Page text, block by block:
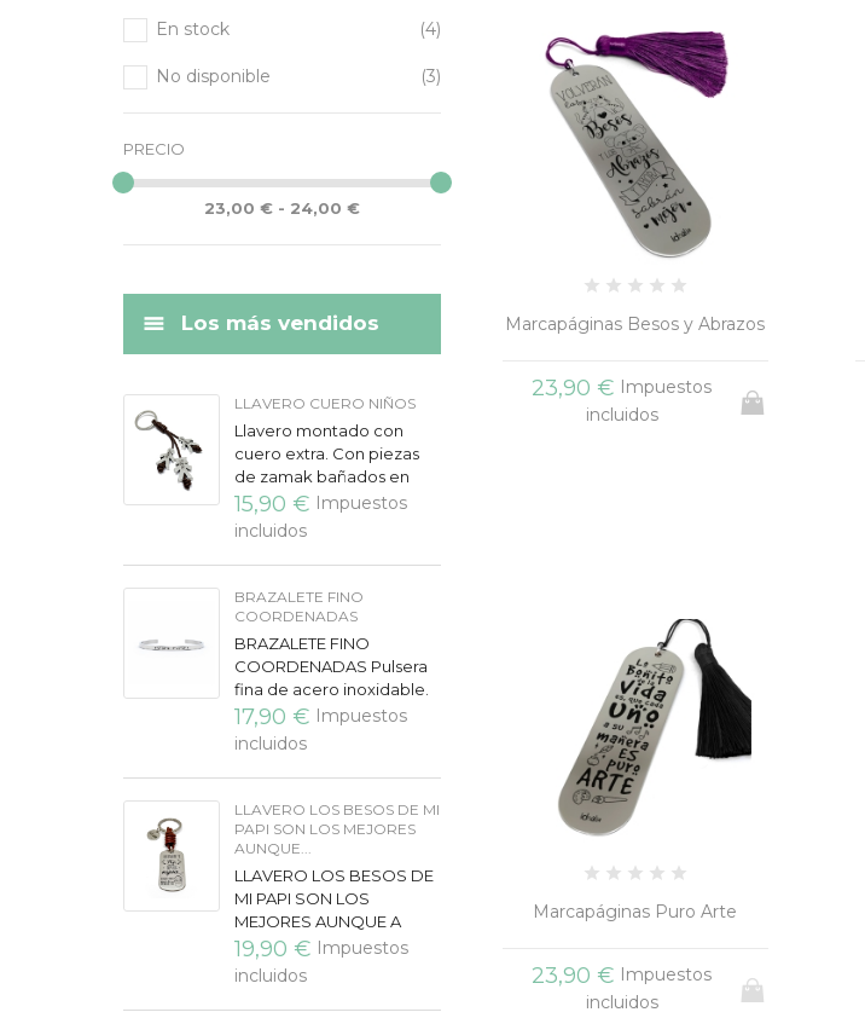
En stock (4)
No disponible (3)
PRECIO
23,00 € - 24,00 €
Los más vendidos
LLAVERO CUERO NIÑOS
Llavero montado con
cuero extra. Con piezas
de zamak bañados en
plata, grabados a láser.
Disponible de uno o tres
cantidades...
15,90 € Impuestos
incluidos
BRAZALETE FINO
COORDENADAS
BRAZALETE FINO
COORDENADAS Pulsera
fina de acero inoxidable.
Grabamos las
coordenadas de un lugar
primera cita, vuestro...
17,90 € Impuestos
incluidos
LLAVERO LOS BESOS DE MI
PAPI SON LOS MEJORES
AUNQUE...
LLAVERO LOS BESOS DE
MI PAPI SON LOS
MEJORES AUNQUE A
VECES PINCHENLlavero
de cuero de calidad
regalo a Padres y Día
19,90 € Impuestos
incluidos
Marcapáginas Besos y Abrazos
23,90 € Impuestos
incluidos
Marcapáginas Puro Arte
23,90 € Impuestos
incluidos